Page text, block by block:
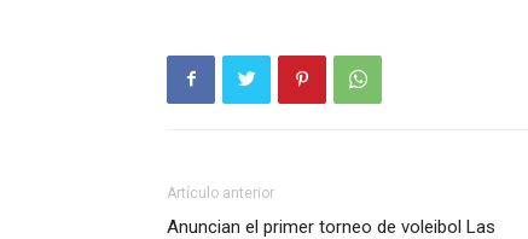
Artículo anterior
Anuncian el primer torneo de voleibol Las